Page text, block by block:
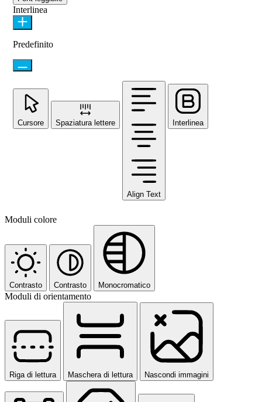
Interlinea
Predefinito
Cursore Spaziatura lettere
Align Text
Interlinea
Moduli colore
Contrasto Contrasto Monocromatico
Moduli di orientamento
Riga di lettura Maschera di lettura Nascondi immagini